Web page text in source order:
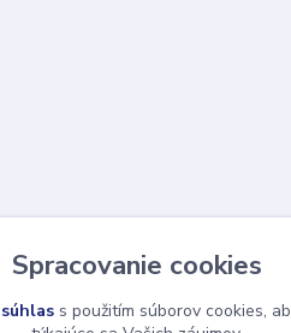
Spracovanie cookies
súhlas s použitím súborov cookies,